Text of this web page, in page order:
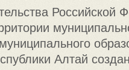
Российской
Алтай